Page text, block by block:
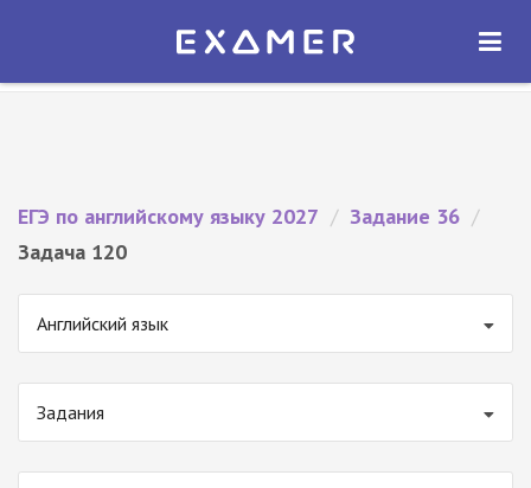
Экзамер — ЕГЭ 2027
ОТКРЫТЬ
ЕГЭ по английскому языку 2027 / Задание 36 /
Задача 120
Английский язык
Задания